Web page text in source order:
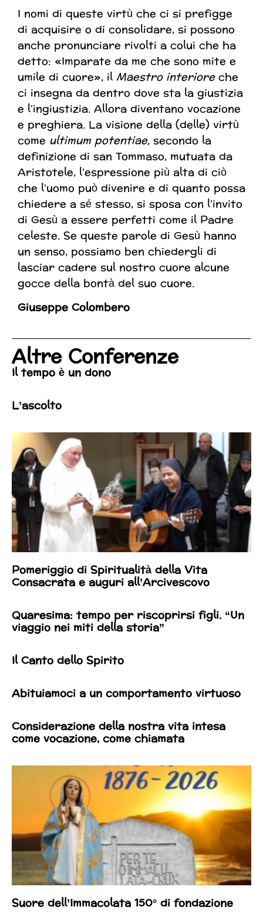
I nomi di queste virtù che ci si prefigge
di acquisire o di consolidare, si possono
anche pronunciare rivolti a colui che ha
detto: «Imparate da me che sono mite e
umile di cuore», ilMaestro interioreche
ci insegna da dentro dove sta la giustizia
e l’ingiustizia. Allora diventano vocazione
e preghiera. La visione della (delle) virtù
come ultimum potentiae,secondo la
definizione di san Tommaso, mutuata da
Aristotele, l’espressione più alta di ciò
che l’uomo può divenire e di quanto possa
chiedere a sé stesso, si sposa con l’invito
di Gesù a essere perfetti come il Padre
celeste. Se queste parole di Gesù hanno
un senso, possiamo ben chiedergli di
lasciar cadere sul nostro cuore alcune
gocce della bontà del suo cuore.
Giuseppe Colombero
Altre Conferenze
Il tempo è un dono
L’ascolto
Pomeriggio di Spiritualità della Vita
Consacrata e auguri all’Arcivescovo
Quaresima: tempo per riscoprirsi figli. “Un
viaggio nei miti della storia”
Il Canto dello Spirito
Abituiamoci a un comportamento virtuoso
Considerazione della nostra vita intesa
come vocazione, come chiamata
Suore dell’Immacolata 150° di fondazione